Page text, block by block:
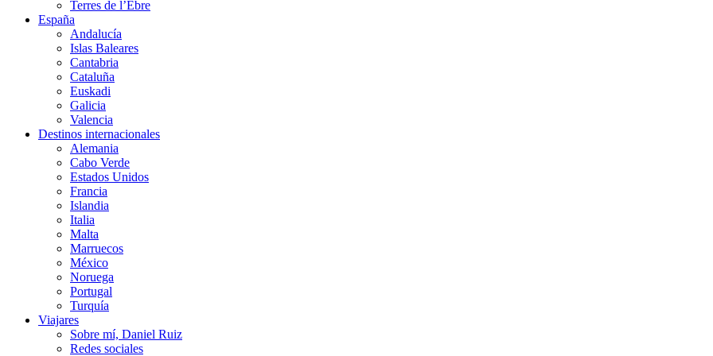
Terres de l’Ebre
España
Andalucía
Islas Baleares
Cantabria
Cataluña
Euskadi
Galicia
Valencia
Destinos internacionales
Alemania
Cabo Verde
Estados Unidos
Francia
Islandia
Italia
Malta
Marruecos
México
Noruega
Portugal
Turquía
Viajares
Sobre mí, Daniel Ruiz
Redes sociales